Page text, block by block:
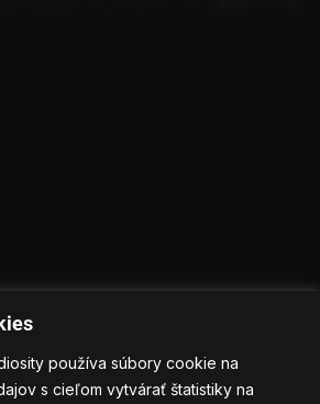
používa súbory cookie na
s cieľom vytvárať štatistiky na